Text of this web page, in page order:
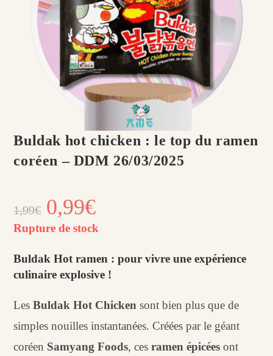
Buldak hot chicken : le top du ramen
coréen – DDM 26/03/2025
1,99€
Le
prix
initial
était :
1,99€.
0,99€actuel
est :
0,99€.
Rupture de stock
Buldak Hot ramen : pour vivre une expérience
culinaire explosive !
LesBuldak Hot Chicken sont bien plus que de
simples nouilles instantanées. Créées par le géant
coréen Samyang Foods, cesramen épicées ont